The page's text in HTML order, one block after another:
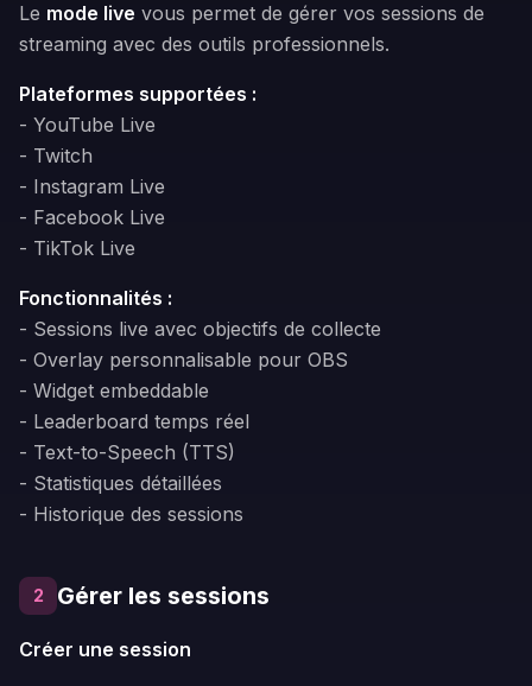
Le mode live vous permet de gérer vos sessions de
streaming avec des outils professionnels.
Plateformes supportées :
- YouTube Live
- Twitch
- Instagram Live
- Facebook Live
- TikTok Live
Fonctionnalités :
- Sessions live avec objectifs de collecte
- Overlay personnalisable pour OBS
- Widget embeddable
- Leaderboard temps réel
- Text-to-Speech (TTS)
- Statistiques détaillées
- Historique des sessions
2 Gérer les sessions
Créer une session